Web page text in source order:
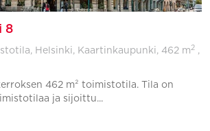
8
Helsinki, Kaartinkaupunki, 462 m 2 ,
462 m² toimistotila. Tila on
ja sijoittu...